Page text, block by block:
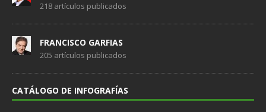
218 artículos publicados
FRANCISCO GARFIAS
205 artículos publicados
CATÁLOGO DE INFOGRAFÍAS